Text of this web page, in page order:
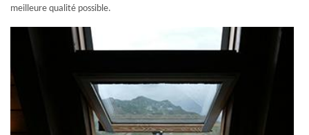
meilleure qualité possible.